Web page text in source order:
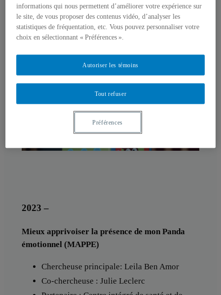
2023 –
Mieux apprivoiser la présence de mon Panda
émotionnel (MAPPE)
Chercheuse principale: Leila Ben Amor
Co-chercheuse : Julie Leclerc
informations qui nous permettent d’améliorer votre expérience sur
le site, de vous proposer des contenus vidéo, d’analyser les
statistiques de fréquentation, etc. Vous pouvez personnaliser votre
choix en sélectionnant « Préférences ».
Tout refuser
Autoriser les témoins
Préférences